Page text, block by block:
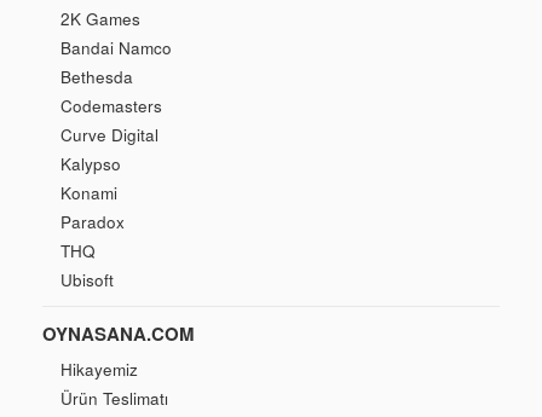
2K Games
Bandai Namco
Bethesda
Codemasters
Curve Digital
Kalypso
Konami
Paradox
THQ
Ubisoft
OYNASANA.COM
Hikayemiz
Ürün Teslimatı